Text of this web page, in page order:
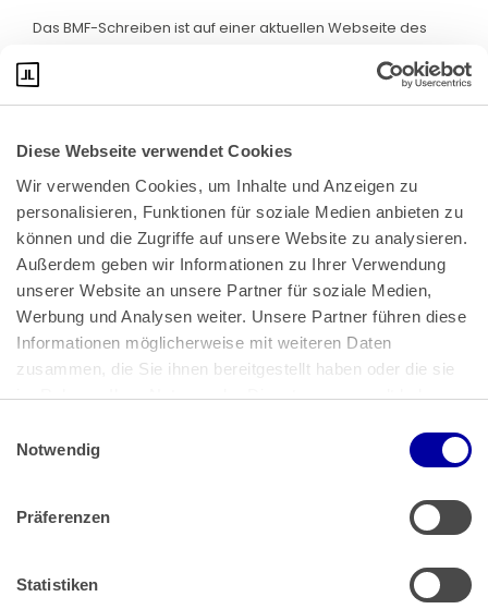
Diese Webseite verwendet Cookies
Wir verwenden Cookies, um Inhalte und Anzeigen zu
personalisieren, Funktionen für soziale Medien anbieten zu
können und die Zugriffe auf unsere Website zu analysieren.
Außerdem geben wir Informationen zu Ihrer Verwendung
unserer Website an unsere Partner für soziale Medien,
Werbung und Analysen weiter. Unsere Partner führen diese
Informationen möglicherweise mit weiteren Daten
zusammen, die Sie ihnen bereitgestellt haben oder die sie
im Rahmen Ihrer Nutzung der Dienste gesammelt haben.
Impressum
Notwendig
Präferenzen
Statistiken
Das BMF-Schreiben ist auf einer aktuellen Webseite des
Bundeskanzlerplatz 2
53113 Bonn
Pressemitteilungen|AGB
Impressum|Datenschutz
Muster Widerrufsformular (PDF)